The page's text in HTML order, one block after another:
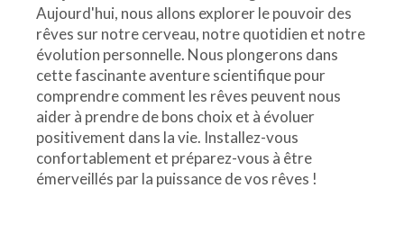
Aujourd'hui, nous allons explorer le pouvoir des
rêves sur notre cerveau, notre quotidien et notre
évolution personnelle. Nous plongerons dans
cette fascinante aventure scientifique pour
comprendre comment les rêves peuvent nous
aider à prendre de bons choix et à évoluer
positivement dans la vie. Installez-vous
confortablement et préparez-vous à être
émerveillés par la puissance de vos rêves !